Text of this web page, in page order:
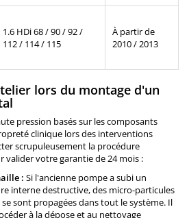
1.6 HDi 68 / 90 / 92 /
112 / 114 / 115
À partir de
2010 / 2013
lors du montage d'un
pression basés sur les composants
clinique lors des interventions
scrupuleusement la procédure
votre garantie de 24 mois :
: Si l'ancienne pompe a subi un
interne destructive, des micro-particules
sont propagées dans tout le système. Il
à la dépose et au nettoyage